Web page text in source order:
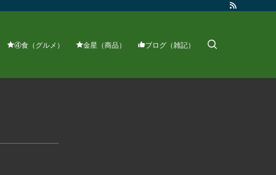
④食（グルメ） 金星（商品） ブログ（雑記）